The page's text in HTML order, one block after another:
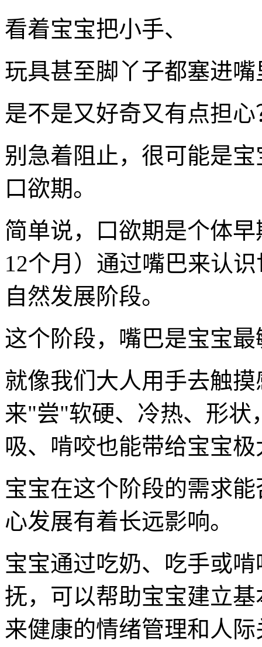
看着宝宝把小手、
玩具甚至脚丫子都塞进嘴
是不是又好奇又有点担心
别急着阻止，很可能是
口欲期。
简单说，口欲期是个体
12个月）通过嘴巴来认
自然发展阶段。
这个阶段，嘴巴是宝宝
就像我们大人用手去触
来"尝"软硬、冷热、形状
吸、啃咬也能带给宝宝
宝宝在这个阶段的需求
心发展有着长远影响。
宝宝通过吃奶、吃手或
抚，可以帮助宝宝建立
来健康的情绪管理和人